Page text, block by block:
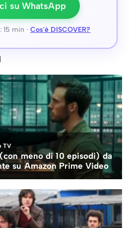
su WhatsApp
min · Cos'è DISCOVER?